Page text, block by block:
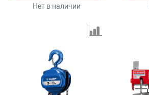
Нет в наличии